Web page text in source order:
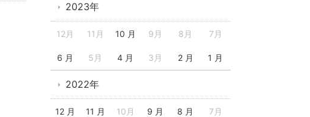
2023年
12月 11月 10 月 9月 8月 7月
6 月 5月 4 月 3月 2 月 1 月
2022年
12 月 11 月 10月 9 月 8 月 7月